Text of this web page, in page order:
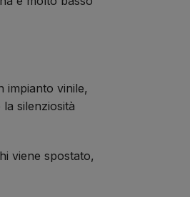
impianto vinile,
silenziosità
viene spostato,